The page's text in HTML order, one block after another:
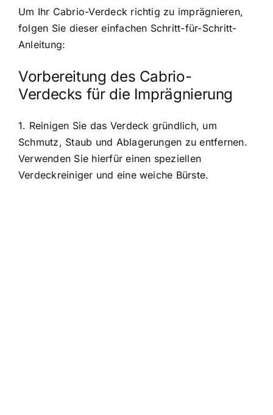
Um Ihr Cabrio-Verdeck richtig zu imprägnieren,
folgen Sie dieser einfachen Schritt-für-Schritt-
Anleitung:
Vorbereitung des Cabrio-
Verdecks für die Imprägnierung
1. Reinigen Sie das Verdeck gründlich, um
Schmutz, Staub und Ablagerungen zu entfernen.
Verwenden Sie hierfür einen speziellen
Verdeckreiniger und eine weiche Bürste.